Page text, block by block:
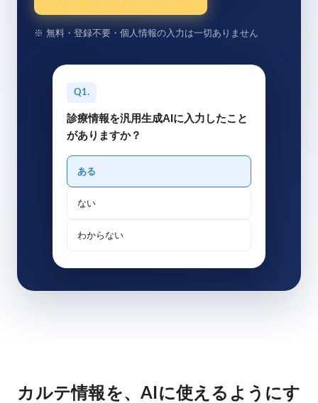
※ 無料・登録不要・個人情報の入力は一切ありません
Q1.
診療情報を汎用生成AIに入力したこと
がありますか？
ある
ない
わからない
カルテ情報を、AIに使えるようにす